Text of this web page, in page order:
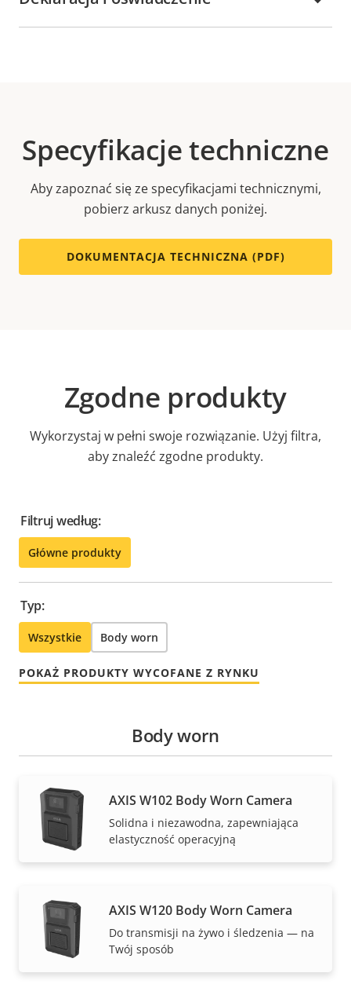
Specyfikacje techniczne
Aby zapoznać się ze specyfikacjami technicznymi,
pobierz arkusz danych poniżej.
DOKUMENTACJA TECHNICZNA (PDF)
Zgodne produkty
Wykorzystaj w pełni swoje rozwiązanie. Użyj filtra,
aby znaleźć zgodne produkty.
Filtruj według:
Główne produkty
Typ:
Wszystkie Body worn
POKAŻ PRODUKTY WYCOFANE Z RYNKU
Body worn
AXIS W102 Body Worn Camera
Solidna i niezawodna, zapewniająca
elastyczność operacyjną
AXIS W120 Body Worn Camera
Do transmisji na żywo i śledzenia — na
Twój sposób